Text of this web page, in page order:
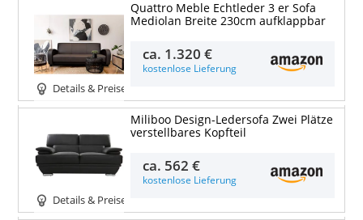
Details & Preise
Quattro Meble Echtleder 3 er Sofa
Mediolan Breite 230cm aufklappbar
ca. 1.320 €
kostenlose Lieferung
Details & Preise
Miliboo Design-Ledersofa Zwei Plätze
verstellbares Kopfteil
ca. 562 €
kostenlose Lieferung